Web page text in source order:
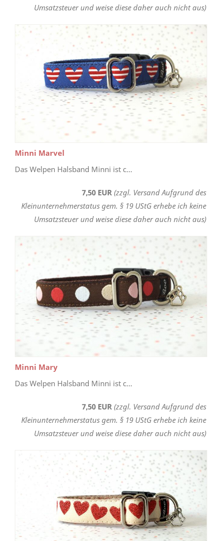
Umsatzsteuer und weise diese daher auch nicht aus)
Minni Marvel
Das Welpen Halsband Minni ist c...
7,50 EUR (zzgl. Versand Aufgrund des
Kleinunternehmerstatus gem. § 19 UStG erhebe ich keine
Umsatzsteuer und weise diese daher auch nicht aus)
Minni Mary
Das Welpen Halsband Minni ist c...
7,50 EUR (zzgl. Versand Aufgrund des
Kleinunternehmerstatus gem. § 19 UStG erhebe ich keine
Umsatzsteuer und weise diese daher auch nicht aus)